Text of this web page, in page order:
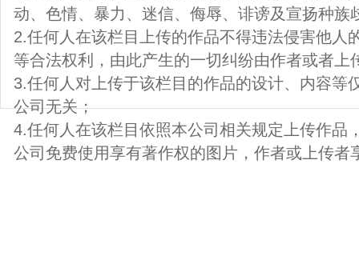
动、色情、暴力、迷信、侮辱、诽谤及宣扬种族
2.任何人在该栏目上传的作品不得违法侵害他人
等合法权利，由此产生的一切纠纷由作者或者上
3.任何人对上传于该栏目的作品的设计、内容等
公司无关；
4.任何人在该栏目依照本公司相关规定上传作品
公司免费使用享有著作权的图片，作者或上传者